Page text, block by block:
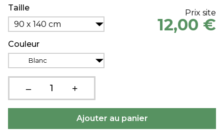
Taille
90 x 140 cm
Couleur
Blanc
Prix site
12,00 €